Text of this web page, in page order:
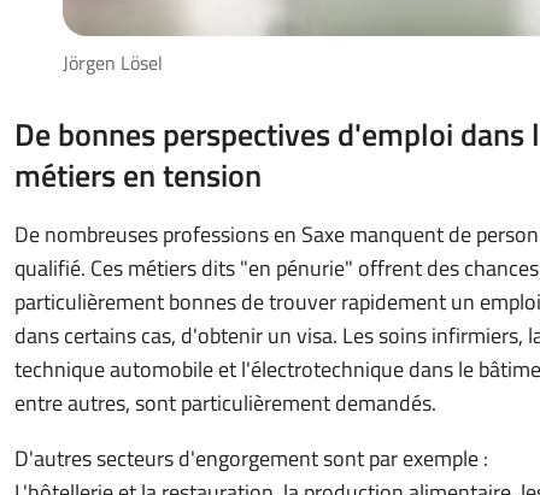
Jörgen Lösel
De bonnes perspectives d'emploi dans
métiers en tension
De nombreuses professions en Saxe manquent de
qualifié. Ces métiers dits "en pénurie" offrent des chances
particulièrement bonnes de trouver rapidement un
dans certains cas, d'obtenir un visa. Les soins infirmiers,
technique automobile et l'électrotechnique dans le
entre autres, sont particulièrement demandés.
D'autres secteurs d'engorgement sont par exemple :